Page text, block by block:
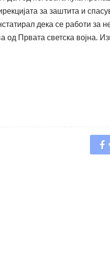
за заштита и
дека се работи за
од Првата светска војна.